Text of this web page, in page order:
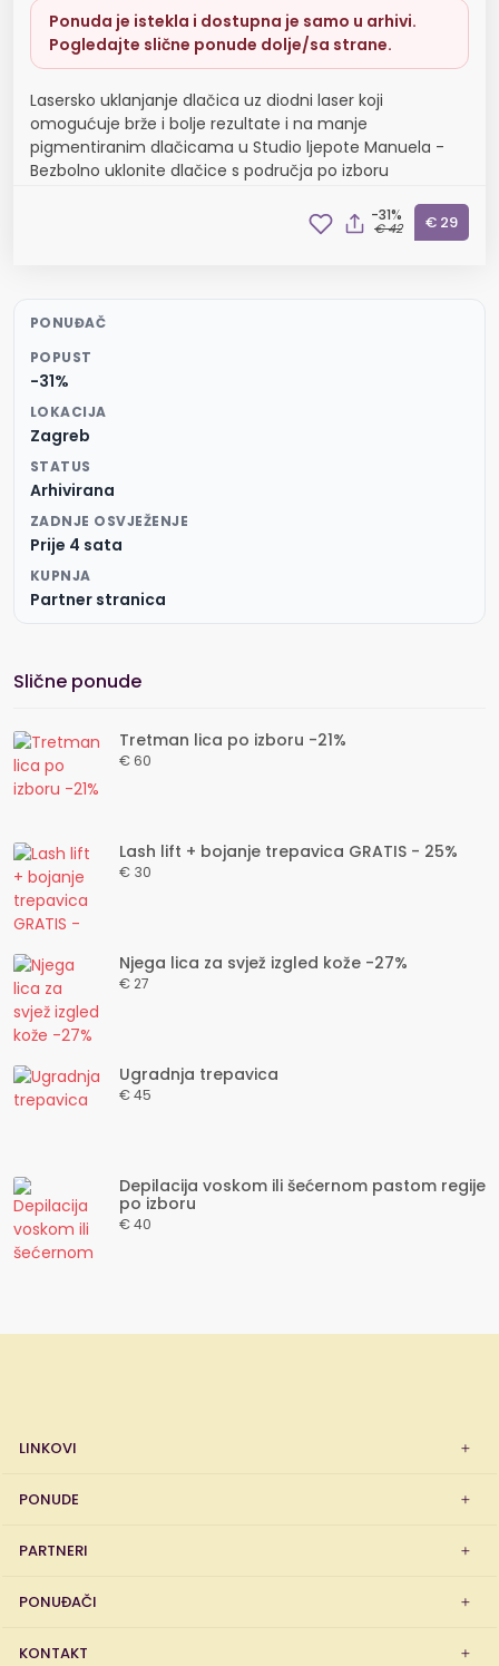
Ponuda je istekla i dostupna je samo u arhivi.
Pogledajte slične ponude dolje/sa strane.
Lasersko uklanjanje dlačica uz diodni laser koji
omogućuje brže i bolje rezultate i na manje
pigmentiranim dlačicama u Studio ljepote Manuela -
Bezbolno uklonite dlačice s područja po izboru
-31%
€ 42 € 29
PONUĐAČ
POPUST
-31%
LOKACIJA
Zagreb
STATUS
Arhivirana
ZADNJE OSVJEŽENJE
Prije 4 sata
KUPNJA
Partner stranica
Slične ponude
Tretman lica po izboru -21%
€ 60
Lash lift + bojanje trepavica GRATIS - 25%
€ 30
Njega lica za svjež izgled kože -27%
€ 27
Ugradnja trepavica
€ 45
Depilacija voskom ili šećernom pastom regije
po izboru
€ 40
LINKOVI
PONUDE
PARTNERI
PONUĐAČI
KONTAKT